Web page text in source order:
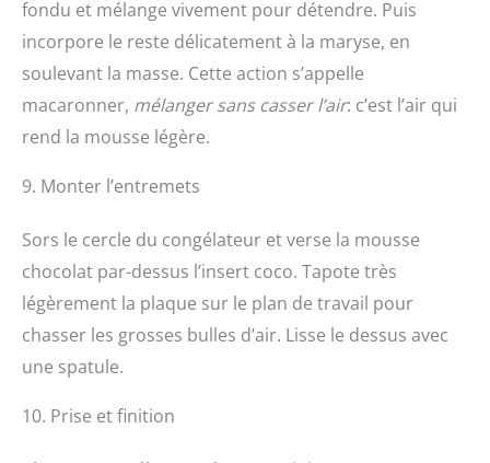
fondu et mélange vivement pour détendre. Puis
incorpore le reste délicatement à la maryse, en
soulevant la masse. Cette action s’appelle
macaronner, mélanger sans casser l’air: c’est l’air qui
rend la mousse légère.
9. Monter l’entremets
Sors le cercle du congélateur et verse la mousse
chocolat par-dessus l’insert coco. Tapote très
légèrement la plaque sur le plan de travail pour
chasser les grosses bulles d’air. Lisse le dessus avec
une spatule.
10. Prise et finition